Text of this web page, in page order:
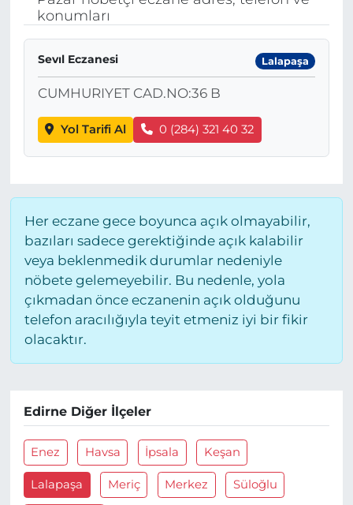
konumları
Sevıl Eczanesi Lalapaşa
CUMHURIYET CAD.NO:36 B
Yol Tarifi Al 0 (284) 321 40 32
Her eczane gece boyunca açık olmayabilir,
bazıları sadece gerektiğinde açık kalabilir
veya beklenmedik durumlar nedeniyle
nöbete gelemeyebilir. Bu nedenle, yola
çıkmadan önce eczanenin açık olduğunu
telefon aracılığıyla teyit etmeniz iyi bir fikir
olacaktır.
Edirne Diğer İlçeler
Enez Havsa İpsala Keşan
Lalapaşa Meriç Merkez Süloğlu
BÖLGE
RESMİ İLAN